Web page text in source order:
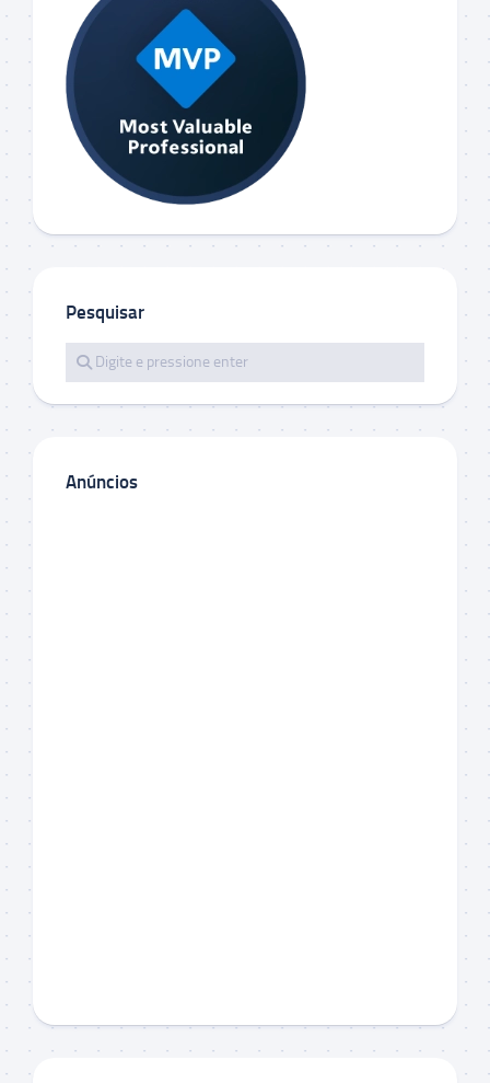
Pesquisar
Anúncios